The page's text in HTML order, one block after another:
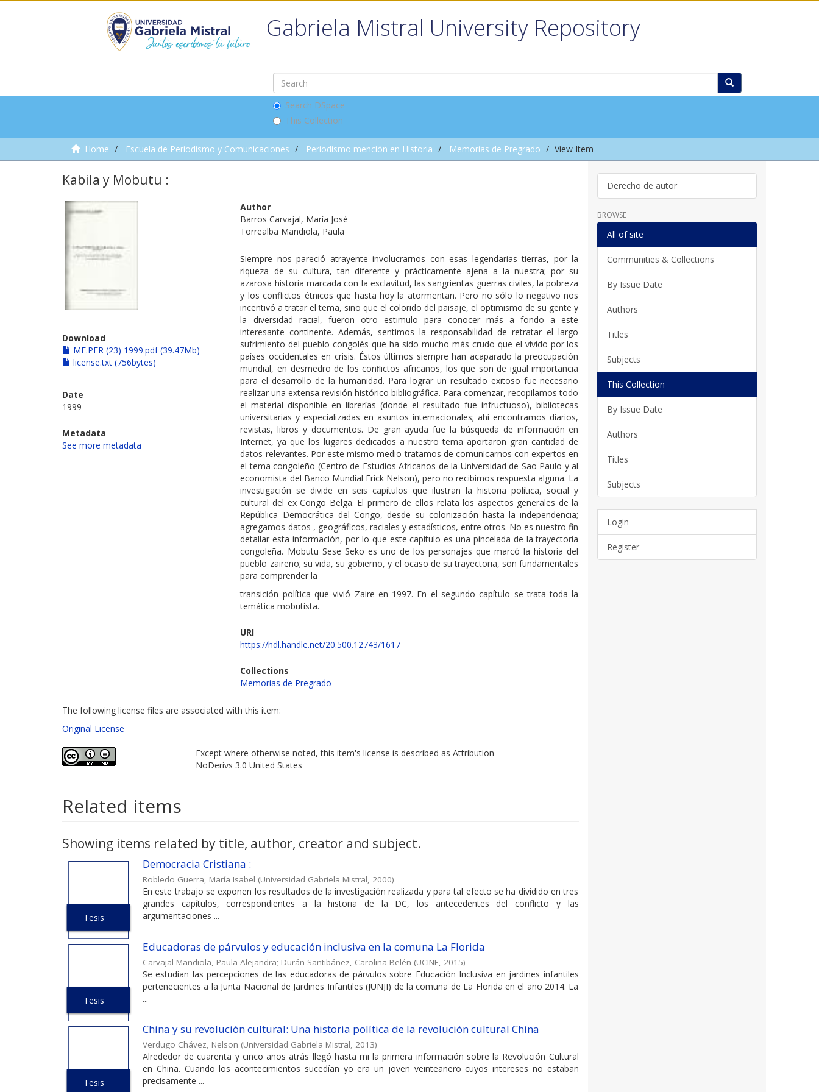
Gabriela Mistral University Repository
Search DSpace
This Collection
Home Escuela de Periodismo y Comunicaciones Periodismo mención en Historia Memorias de Pregrado View Item
Kabila y Mobutu :
Download
ME.PER (23) 1999.pdf (39.47Mb)
license.txt (756bytes)
Date
1999
Metadata
See more metadata
Author
Barros Carvajal, María José
Torrealba Mandiola, Paula
Siempre nos pareció atrayente involucrarnos con esas legendarias tierras, por la
riqueza de su cultura, tan diferente y prácticamente ajena a la nuestra; por su
azarosa historia marcada con la esclavitud, las sangrientas guerras civiles, la pobreza
y los conflictos étnicos que hasta hoy la atormentan. Pero no sólo lo negativo nos
incentivó a tratar el tema, sino que el colorido del paisaje, el optimismo de su gente y
la diversidad racial, fueron otro estimulo para conocer más a fondo a este
interesante continente. Además, sentimos la responsabilidad de retratar el largo
sufrimiento del pueblo congolés que ha sido mucho más crudo que el vivido por los
países occidentales en crisis. Éstos últimos siempre han acaparado la preocupación
mundial, en desmedro de los conﬂictos africanos, los que son de igual importancia
para el desarrollo de la humanidad. Para lograr un resultado exitoso fue necesario
realizar una extensa revisión histórico bibliográfica. Para comenzar, recopilamos todo
el material disponible en librerías (donde el resultado fue infructuoso), bibliotecas
universitarias y especializadas en asuntos internacionales; ahí encontramos diarios,
revistas, libros y documentos. De gran ayuda fue la búsqueda de información en
Internet, ya que los lugares dedicados a nuestro tema aportaron gran cantidad de
datos relevantes. Por este mismo medio tratamos de comunicarnos con expertos en
el tema congoleño (Centro de Estudios Africanos de la Universidad de Sao Paulo y al
economista del Banco Mundial Erick Nelson), pero no recibimos respuesta alguna. La
investigación se divide en seis capítulos que ilustran la historia política, social y
cultural del ex Congo Belga. El primero de ellos relata los aspectos generales de la
República Democrática del Congo, desde su colonización hasta la independencia;
agregamos datos , geográficos, raciales y estadísticos, entre otros. No es nuestro fin
detallar esta información, por lo que este capítulo es una pincelada de la trayectoria
congoleña. Mobutu Sese Seko es uno de los personajes que marcó la historia del
pueblo zaireño; su vida, su gobierno, y el ocaso de su trayectoria, son fundamentales
para comprender la
transición política que vivió Zaire en 1997. En el segundo capítulo se trata toda la
temática mobutista.
URI
https://hdl.handle.net/20.500.12743/1617
Collections
Memorias de Pregrado
The following license files are associated with this item:
Original License
Except where otherwise noted, this item's license is described as Attribution-
NoDerivs 3.0 United States
Related items
Showing items related by title, author, creator and subject.
Tesis
Democracia Cristiana :
Robledo Guerra, María Isabel (Universidad Gabriela Mistral, 2000)
En este trabajo se exponen los resultados de la investigación realizada y para tal efecto se ha dividido en tres
grandes capítulos, correspondientes a la historia de la DC, los antecedentes del conflicto y las
argumentaciones ...
Tesis
Educadoras de párvulos y educación inclusiva en la comuna La Florida
Carvajal Mandiola, Paula Alejandra; Durán Santibáñez, Carolina Belén (UCINF, 2015)
Se estudian las percepciones de las educadoras de párvulos sobre Educación Inclusiva en jardines infantiles
pertenecientes a la Junta Nacional de Jardines Infantiles (JUNJI) de la comuna de La Florida en el año 2014. La
...
Tesis
China y su revolución cultural: Una historia política de la revolución cultural China
Verdugo Chávez, Nelson (Universidad Gabriela Mistral, 2013)
Alrededor de cuarenta y cinco años atrás llegó hasta mi la primera información sobre la Revolución Cultural
en China. Cuando los acontecimientos sucedían yo era un joven veinteañero cuyos intereses no estaban
precisamente ...
Derecho de autor
BROWSE
All of site
Communities & Collections
By Issue Date
Authors
Titles
Subjects
This Collection
By Issue Date
Authors
Titles
Subjects
Login
Register